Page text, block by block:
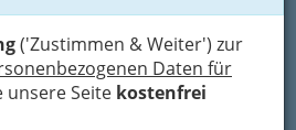
('Zustimmen & Weiter') zur
Daten für
unsere Seite kostenfrei
Maps anschauen